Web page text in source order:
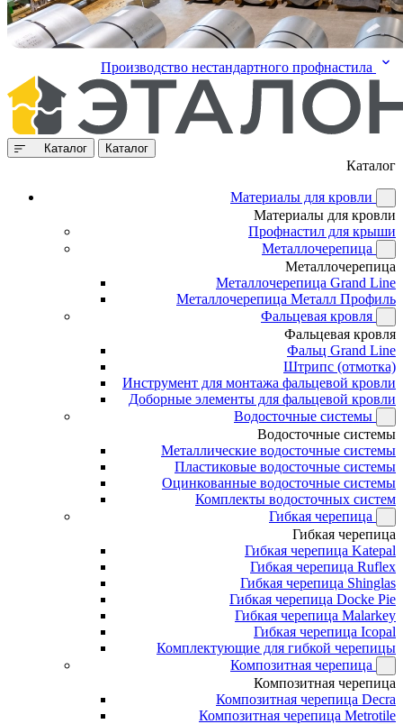
Производство нестандартного профнастила
Каталог Каталог
Каталог
Материалы для кровли
Материалы для кровли
Профнастил для крыши
Металлочерепица
Металлочерепица
Металлочерепица Grand Line
Металлочерепица Металл Профиль
Фальцевая кровля
Фальцевая кровля
Фальц Grand Line
Штрипс (отмотка)
Инструмент для монтажа фальцевой кровли
Доборные элементы для фальцевой кровли
Водосточные системы
Водосточные системы
Металлические водосточные системы
Пластиковые водосточные системы
Оцинкованные водосточные системы
Комплекты водосточных систем
Гибкая черепица
Гибкая черепица
Гибкая черепица Katepal
Гибкая черепица Ruflex
Гибкая черепица Shinglas
Гибкая черепица Docke Pie
Гибкая черепица Malarkey
Гибкая черепица Icopal
Комплектующие для гибкой черепицы
Композитная черепица
Композитная черепица
Композитная черепица Decra
Композитная черепица Metrotile